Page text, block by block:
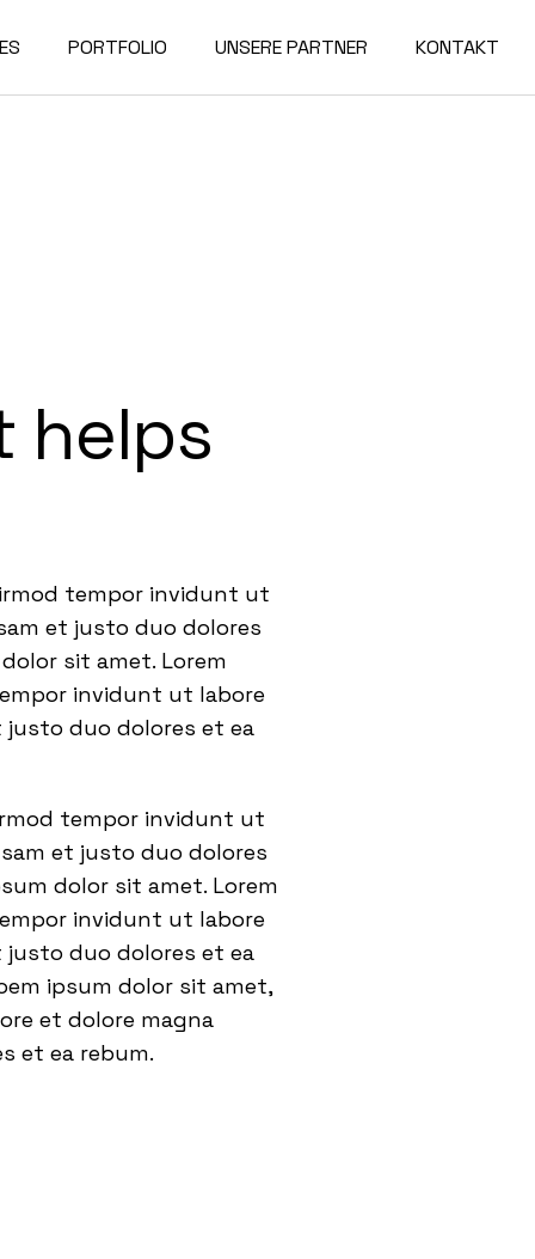
PORTFOLIO UNSERE PARTNER KONTAKT
helps
tempor invidunt ut
et justo duo dolores
sit amet. Lorem
invidunt ut labore
justo duo dolores et ea
tempor invidunt ut
et justo duo dolores
dolor sit amet. Lorem
invidunt ut labore
justo duo dolores et ea
ipsum dolor sit amet,
et dolore magna
et ea rebum.